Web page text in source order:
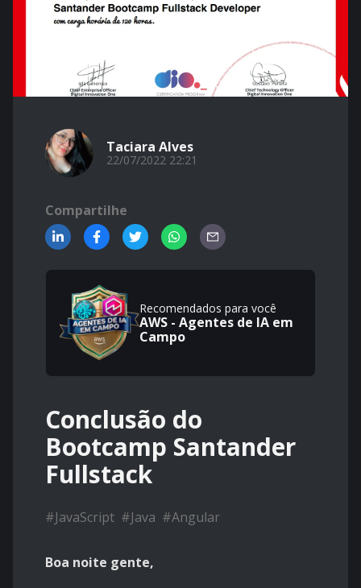
Taciara Alves
22/07/2022 22:21
Compartilhe
Recomendados para você
AWS - Agentes de IA em
Campo
Conclusão do
Bootcamp Santander
Fullstack
#JavaScript #Java #Angular
Boa noite gente,